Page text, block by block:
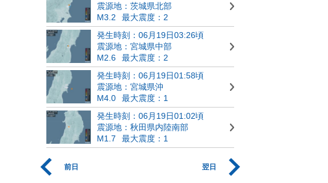
震源地：茨城県北部
M3.2
最大震度：2
発生時刻：06月19日03:26頃
震源地：宮城県中部
M2.6
最大震度：2
発生時刻：06月19日01:58頃
震源地：宮城県沖
M4.0
最大震度：1
発生時刻：06月19日01:02頃
震源地：秋田県内陸南部
M1.7
最大震度：1
前日 翌日